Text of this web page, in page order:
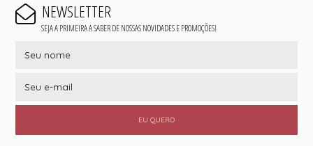
NEWSLETTER
SEJA A PRIMEIRA A SABER DE NOSSAS NOVIDADES E PROMOÇÕES!
EU QUERO